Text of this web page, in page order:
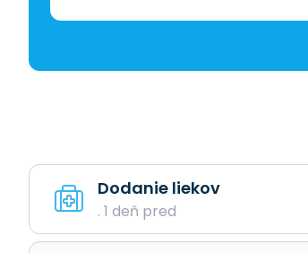
Dodanie liekov
. 1 deň pred